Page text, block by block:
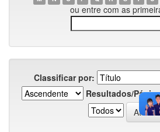
ou entre com as
Classificar por:
Resultados/